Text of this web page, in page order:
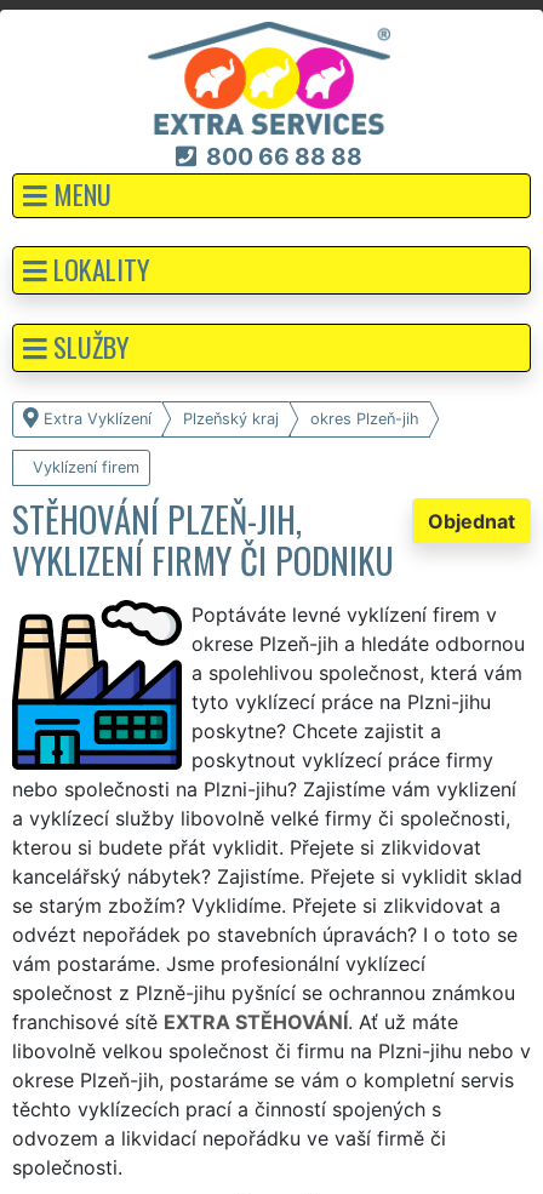
800 66 88 88
MENU
Extra Vyklízení Plzeňský kraj okres Plzeň-jih
Vyklízení firem
Objednat
STĚHOVÁNÍ PLZEŇ-JIH,
VYKLIZENÍ FIRMY ČI PODNIKU
Poptáváte levné vyklízení firem v
okrese Plzeň-jih a hledáte odbornou
a spolehlivou společnost, která vám
tyto vyklízecí práce na Plzni-jihu
poskytne? Chcete zajistit a
poskytnout vyklízecí práce firmy
nebo společnosti na Plzni-jihu? Zajistíme vám vyklizení
a vyklízecí služby libovolně velké firmy či společnosti,
kterou si budete přát vyklidit. Přejete si zlikvidovat
kancelářský nábytek? Zajistíme. Přejete si vyklidit sklad
se starým zbožím? Vyklidíme. Přejete si zlikvidovat a
odvézt nepořádek po stavebních úpravách? I o toto se
vám postaráme. Jsme profesionální vyklízecí
společnost z Plzně-jihu pyšnící se ochrannou známkou
franchisové sítě EXTRA STĚHOVÁNÍ. Ať už máte
libovolně velkou společnost či firmu na Plzni-jihu nebo v
okrese Plzeň-jih, postaráme se vám o kompletní servis
těchto vyklízecích prací a činností spojených s
odvozem a likvidací nepořádku ve vaší firmě či
společnosti.
LOKALITY
SLUŽBY